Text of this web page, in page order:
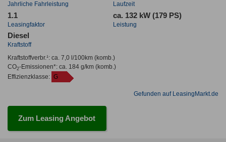
Jahrliche Fahrleistung Laufzeit
1.1
Leasingfaktor
ca. 132 kW (179 PS)
Leistung
Diesel
Kraftstoff
Kraftstoffverbr.¹: ca. 7,0 l/100km(komb.)
CO2-Emissionen*: ca. 184 g/km(komb.)
Effizienzklasse: G
Gefunden auf LeasingMarkt.de
Zum Leasing Angebot